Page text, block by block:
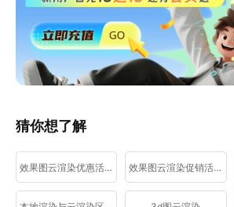
猜你想了解
效果图云渲染优惠活动 效果图云渲染促销活动